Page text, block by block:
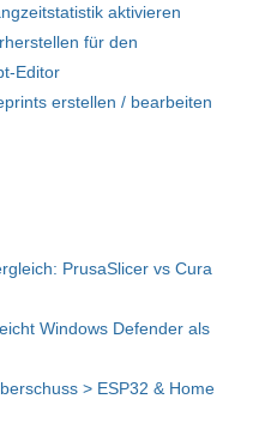
aktivieren
für den
Editor
erstellen / bearbeiten
PrusaSlicer vs Cura
Windows Defender als
> ESP32 & Home